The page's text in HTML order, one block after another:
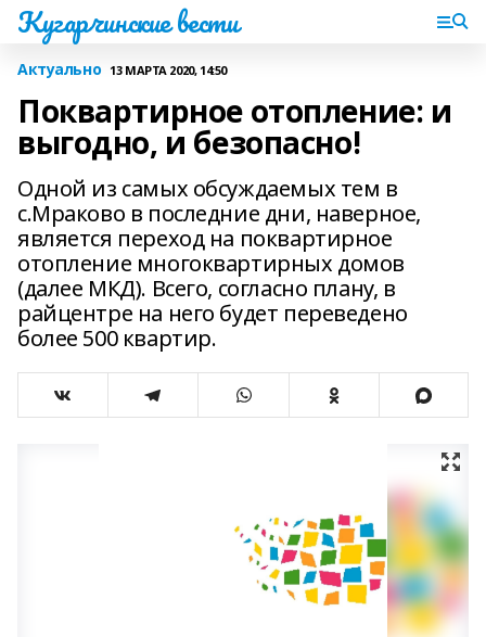
Кугарчинские вести
Актуально 13 МАРТА 2020, 14:50
Поквартирное отопление: и
выгодно, и безопасно!
Одной из самых обсуждаемых тем в
с.Мраково в последние дни, наверное,
является переход на поквартирное
отопление многоквартирных домов
(далее МКД). Всего, согласно плану, в
райцентре на него будет переведено
более 500 квартир.